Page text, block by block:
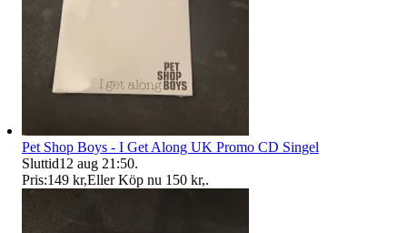
Pet Shop Boys - I Get Along UK Promo CD Singel
Sluttid12 aug 21:50.
Pris:149 kr,Eller Köp nu 150 kr,.